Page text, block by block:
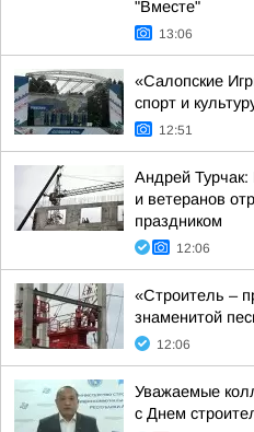
"Вместе"
13:06
«Салопские
спорт и
12:51
Андрей
и ветеранов
праздником
12:06
«Строитель –
знаменитой
12:06
Уважаемые
с Днем